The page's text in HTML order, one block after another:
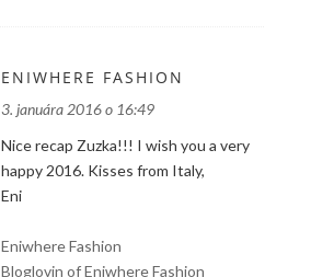
ENIWHERE FASHION
3. januára 2016 o 16:49
Nice recap Zuzka!!! I wish you a very
happy 2016. Kisses from Italy,
Eni
Eniwhere Fashion
Bloglovin of Eniwhere Fashion